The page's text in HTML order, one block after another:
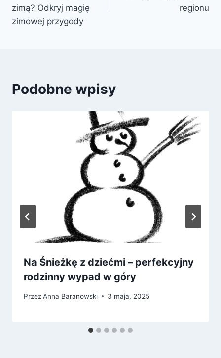
zimą? Odkryj magię
zimowej przygody
regionu
Podobne wpisy
Na Śnieżkę z dziećmi – perfekcyjny
rodzinny wypad w góry
PrzezAnna Baranowski 3 maja, 2025